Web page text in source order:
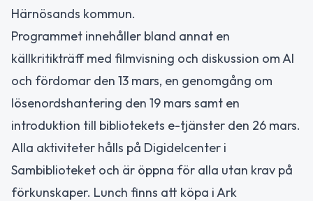
Härnösands kommun.
Programmet innehåller bland annat en
källkritikträff med filmvisning och diskussion om AI
och fördomar den 13 mars, en genomgång om
lösenordshantering den 19 mars samt en
introduktion till bibliotekets e-tjänster den 26 mars.
Alla aktiviteter hålls på Digidelcenter i
Sambiblioteket och är öppna för alla utan krav på
förkunskaper. Lunch finns att köpa i Ark